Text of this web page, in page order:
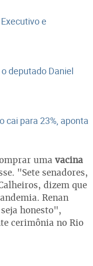
e
deputado Daniel
cai para 23%, aponta
uma vacina
"Sete senadores,
dizem que
Renan
honesto",
cerimônia no Rio